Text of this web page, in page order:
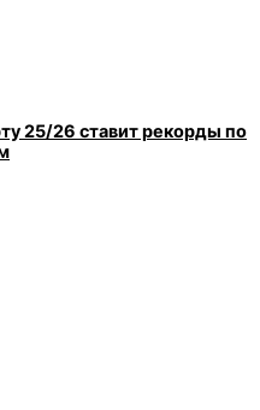
25/26 ставит рекорды по